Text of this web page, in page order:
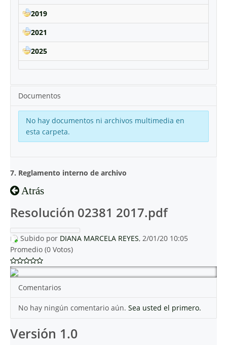
2019
2021
2025
Documentos
No hay documentos ni archivos multimedia en
esta carpeta.
7. Reglamento interno de archivo
Atrás
Resolución 02381 2017.pdf
Subido por DIANA MARCELA REYES, 2/01/20 10:05
Promedio (0 Votos)
Comentarios
No hay ningún comentario aún. Sea usted el primero.
Versión 1.0